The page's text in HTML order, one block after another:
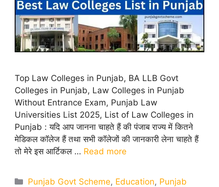
Top Law Colleges in Punjab, BA LLB Govt
Colleges in Punjab, Law Colleges in Punjab
Without Entrance Exam, Punjab Law
Universities List 2025, List of Law Colleges in
Punjab : यदि आप जानना चाहते हैं की पंजाब राज्य में कितने
मेडिकल कॉलेज हैं तथा सभी कॉलेजों की जानकारी लेना चाहते हैं
तो मेरे इस आर्टिकल … Read more
Categories
Punjab Govt Scheme, Education, Punjab